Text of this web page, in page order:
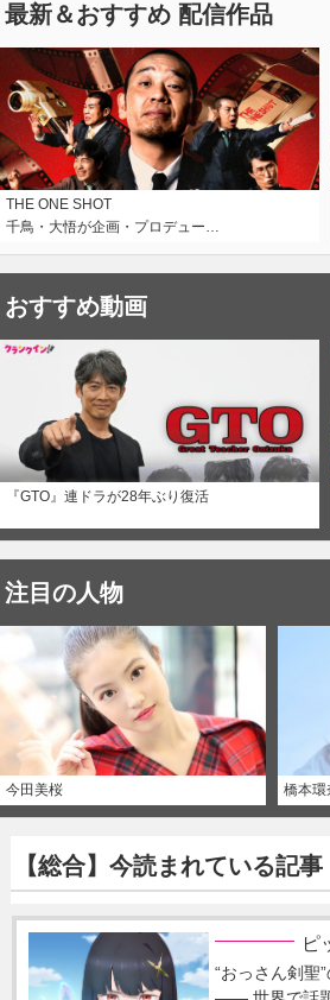
最新＆おすすめ 配信作品
THE ONE SHOT
千鳥・大悟が企画・プロデュー…
おすすめ動画
『GTO』連ドラが28年ぶり復活
注目の人物
今田美桜 橋本環
【総合】今読まれている記事
ピ
“おっさん剣聖